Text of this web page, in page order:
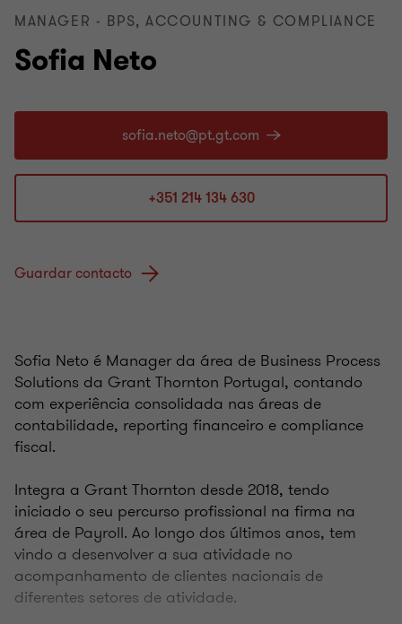
Sofia Neto
MANAGER - BPS, ACCOUNTING & COMPLIANCE
+351 214 134 630
Guardar contacto
Sofia Neto é Manager da área de Business Process
Solutions da Grant Thornton Portugal, contando
com experiência consolidada nas áreas de
contabilidade, reporting financeiro e compliance
fiscal.
Integra a Grant Thornton desde 2018, tendo
iniciado o seu percurso profissional na firma na
área de Payroll. Ao longo dos últimos anos, tem
vindo a desenvolver a sua atividade no
acompanhamento de clientes nacionais de
diferentes setores de atividade.